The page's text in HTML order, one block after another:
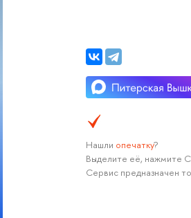
Нашли опечатку?
Выделите её, нажмите
Сервис предназначен